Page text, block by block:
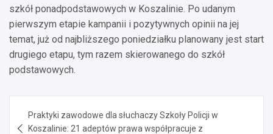
szkół ponadpodstawowych w Koszalinie. Po udanym
pierwszym etapie kampanii i pozytywnych opinii na jej
temat, już od najbliższego poniedziałku planowany jest start
drugiego etapu, tym razem skierowanego do szkół
podstawowych.
wpisu
Praktyki zawodowe dla słuchaczy Szkoły Policji w
Koszalinie: 21 adeptów prawa współpracuje z